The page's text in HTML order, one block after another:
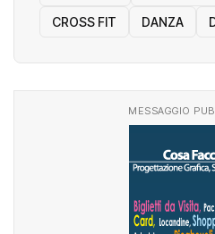
CROSS FIT DANZA
MESSAGGIO